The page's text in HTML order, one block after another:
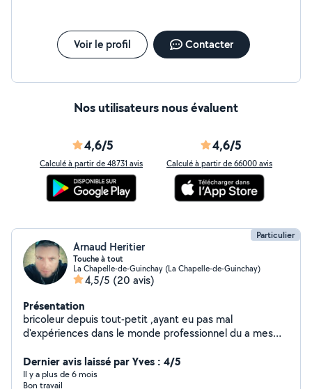
Voir le profil Contacter
Nos utilisateurs nous évaluent
4,6/5
Calculé à partir de 48731 avis
4,6/5
Calculé à partir de 66000 avis
Particulier
Arnaud Heritier
Touche à tout
La Chapelle-de-Guinchay (La Chapelle-de-Guinchay)
4,5/5 (20 avis)
Présentation
bricoleur depuis tout-petit ,ayant eu pas mal
d'expériences dans le monde professionnel du a mes
de nouvelle techniques , de nouveaux outils . J'ai pas
mal de matériels donc autant faire profite de mes
Dernier avis laissé par Yves : 4/5
Il y a plus de 6 mois
Bon travail